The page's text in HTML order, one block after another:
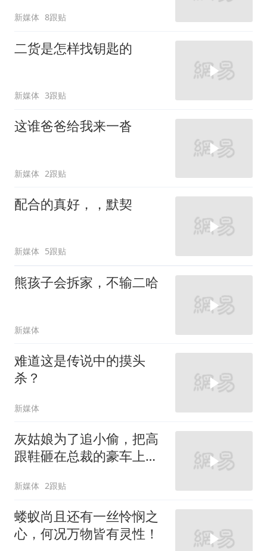
新媒体 8跟贴
二货是怎样找钥匙的
新媒体 3跟贴
这谁爸爸给我来一沓
新媒体 2跟贴
配合的真好，，默契
新媒体 5跟贴
熊孩子会拆家，不输二哈
新媒体
难道这是传说中的摸头
杀？
新媒体
灰姑娘为了追小偷，把高
跟鞋砸在总裁的豪车上，
新媒体 2跟贴
蝼蚁尚且还有一丝怜悯之
心，何况万物皆有灵性！